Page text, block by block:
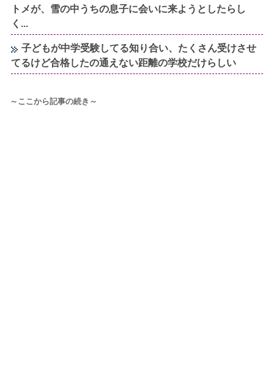
トメが、雪の中うちの息子に会いに来ようとしたらし
く...
子どもが中学受験してる知り合い、たくさん受けさせ
てるけど合格したの通えない距離の学校だけらしい
～ここから記事の続き～